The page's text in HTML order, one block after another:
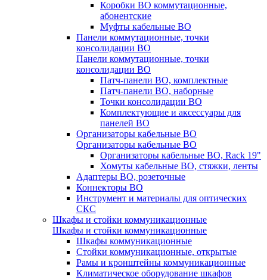
Коробки ВО коммутационные,
абонентские
Муфты кабельные ВО
Панели коммутационные, точки
консолидации ВО
Панели коммутационные, точки
консолидации ВО
Патч-панели ВО, комплектные
Патч-панели ВО, наборные
Точки консолидации ВО
Комплектующие и аксессуары для
панелей ВО
Организаторы кабельные ВО
Организаторы кабельные ВО
Организаторы кабельные ВО, Rack 19"
Хомуты кабельные ВО, стяжки, ленты
Адаптеры ВО, розеточные
Коннекторы ВО
Инструмент и материалы для оптических
СКС
Шкафы и стойки коммуникационные
Шкафы и стойки коммуникационные
Шкафы коммуникационные
Стойки коммуникационные, открытые
Рамы и кронштейны коммуникационные
Климатическое оборудование шкафов